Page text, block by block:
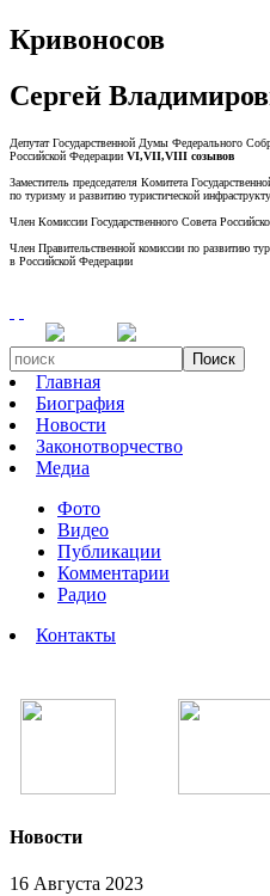
Кривоносов
Сергей
Депутат Государственной Думы Федерального
Российской Федерации VI,VII,VIII созывов
Заместитель председателя Комитета
по туризму и развитию туристической
Член Комиссии Государственного Совета
Член Правительственной комиссии по развитию
в Российской Федерации
Поиск
Главная
Биография
Новости
Законотворчество
Медиа
Фото
Видео
Публикации
Комментарии
Радио
Контакты
Новости
16 Августа 2023